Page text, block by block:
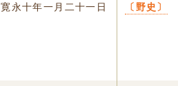
寛永十年一月二十一日 〔野史〕